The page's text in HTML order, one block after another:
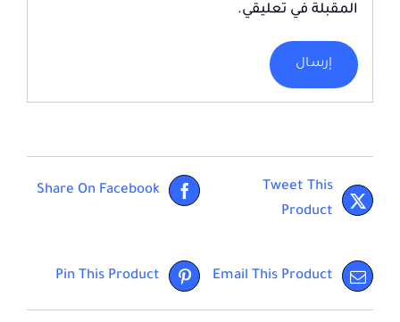
المقبلة في تعليقي.
Share On Facebook
Tweet This
Product
Pin This Product Email This Product